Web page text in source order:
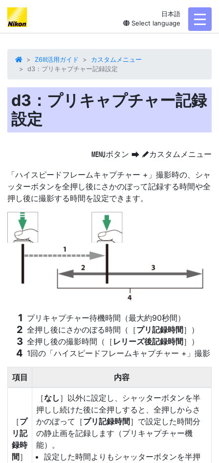
日本語
Select language
Z6III活用ガイド
カスタムメニュー
d3：プリキャプチャー記録設定
d3：プリキャプチャー記録
設定
Gボタン U Aカスタムメニュー
「ハイスピードフレームキャプチャー +」撮影時の、シャ
ッターボタンを全押し後にさかのぼって記録する時間や全
押し後に撮影する時間を設定できます。
プリキャプチャー待機時間（最大約90秒間）
全押し後にさかのぼる時間（［プリ記録時間 ］）
全押し後の撮影時間（［ レリーズ後記録時間 ］）
1回の「ハイスピードフレームキャプチャー +」撮影
項目 内容
［プ
リ記
録時
間 ］
［なし ］以外に設定し、シャッターボタンを半
押しし続けた後に全押しすると、全押しからさ
かのぼって［プリ記録時間 ］で設定した時間分
の静止画を記録します（プリキャプチャー機
能）。
設定した時間よりもシャッターボタンを半押